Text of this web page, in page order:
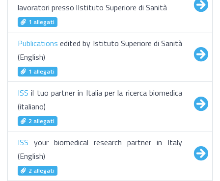
lavoratori presso lIstituto Superiore di Sanità
1 allegati
Publications edited by Istituto Superiore di Sanità
(English)
1 allegati
ISS il tuo partner in Italia per la ricerca biomedica
(italiano)
2 allegati
ISS your biomedical research partner in Italy
(English)
2 allegati